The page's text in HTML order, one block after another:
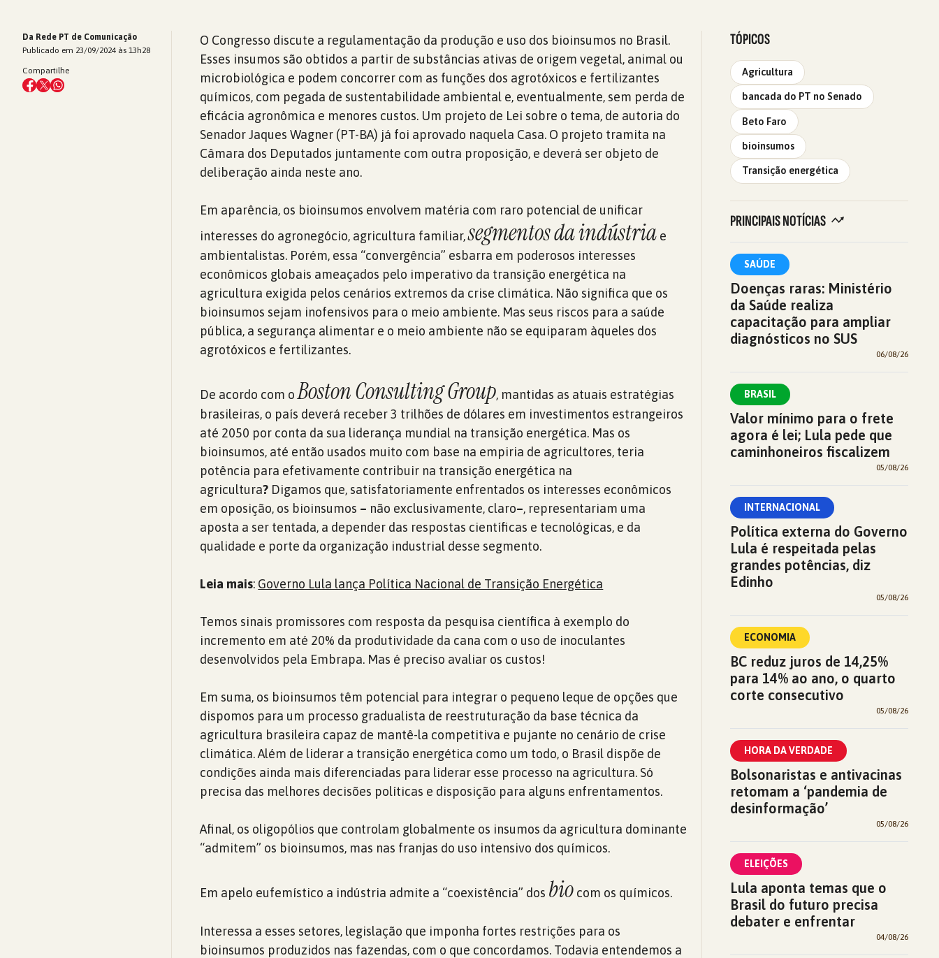
Da Rede PT de Comunicação
Publicado em 23/09/2024 às 13h28
Compartilhe
O Congresso discute a regulamentação da produção e uso dos bioinsumos no Brasil.
Esses insumos são obtidos a partir de substâncias ativas de origem vegetal, animal ou
microbiológica e podem concorrer com as funções dos agrotóxicos e fertilizantes
químicos, com pegada de sustentabilidade ambiental e, eventualmente, sem perda de
eficácia agronômica e menores custos. Um projeto de Lei sobre o tema, de autoria do
Senador Jaques Wagner (PT-BA) já foi aprovado naquela Casa. O projeto tramita na
Câmara dos Deputados juntamente com outra proposição, e deverá ser objeto de
deliberação ainda neste ano.
Em aparência, os bioinsumos envolvem matéria com raro potencial de unificar
interesses do agronegócio, agricultura familiar,segmentos da indústria e
ambientalistas. Porém, essa “convergência” esbarra em poderosos interesses
econômicos globais ameaçados pelo imperativo da transição energética na
agricultura exigida pelos cenários extremos da crise climática. Não significa que os
bioinsumos sejam inofensivos para o meio ambiente. Mas seus riscos para a saúde
pública, a segurança alimentar e o meio ambiente não se equiparam àqueles dos
agrotóxicos e fertilizantes.
De acordo com o Boston Consulting Group, mantidas as atuais estratégias
brasileiras, o país deverá receber 3 trilhões de dólares em investimentos estrangeiros
até 2050 por conta da sua liderança mundial na transição energética. Mas os
bioinsumos, até então usados muito com base na empiria de agricultores, teria
potência para efetivamente contribuir na transição energética na
agricultura? Digamos que, satisfatoriamente enfrentados os interesses econômicos
em oposição, os bioinsumos – não exclusivamente, claro–, representariam uma
aposta a ser tentada, a depender das respostas científicas e tecnológicas, e da
qualidade e porte da organização industrial desse segmento.
Leia mais: Governo Lula lança Política Nacional de Transição Energética
Temos sinais promissores com resposta da pesquisa científica à exemplo do
incremento em até 20% da produtividade da cana com o uso de inoculantes
desenvolvidos pela Embrapa. Mas é preciso avaliar os custos!
Em suma, os bioinsumos têm potencial para integrar o pequeno leque de opções que
dispomos para um processo gradualista de reestruturação da base técnica da
agricultura brasileira capaz de mantê-la competitiva e pujante no cenário de crise
climática. Além de liderar a transição energética como um todo, o Brasil dispõe de
condições ainda mais diferenciadas para liderar esse processo na agricultura. Só
precisa das melhores decisões políticas e disposição para alguns enfrentamentos.
Afinal, os oligopólios que controlam globalmente os insumos da agricultura dominante
“admitem” os bioinsumos, mas nas franjas do uso intensivo dos químicos.
Em apelo eufemístico a indústria admite a “coexistência” dos bio com os químicos.
Interessa a esses setores, legislação que imponha fortes restrições para os
bioinsumos produzidos nas fazendas, com o que concordamos. Todavia entendemos a
TÓPICOS
Agricultura
bancada do PT no Senado
Beto Faro
bioinsumos
Transição energética
PRINCIPAIS NOTÍCIAS
SAÚDE
Doenças raras: Ministério
da Saúde realiza
capacitação para ampliar
diagnósticos no SUS
06/08/26
BRASIL
Valor mínimo para o frete
agora é lei; Lula pede que
caminhoneiros fiscalizem
05/08/26
INTERNACIONAL
Política externa do Governo
Lula é respeitada pelas
grandes potências, diz
Edinho
05/08/26
ECONOMIA
BC reduz juros de 14,25%
para 14% ao ano, o quarto
corte consecutivo
05/08/26
HORA DA VERDADE
Bolsonaristas e antivacinas
retomam a ‘pandemia de
desinformação’
05/08/26
ELEIÇÕES
Lula aponta temas que o
Brasil do futuro precisa
debater e enfrentar
04/08/26